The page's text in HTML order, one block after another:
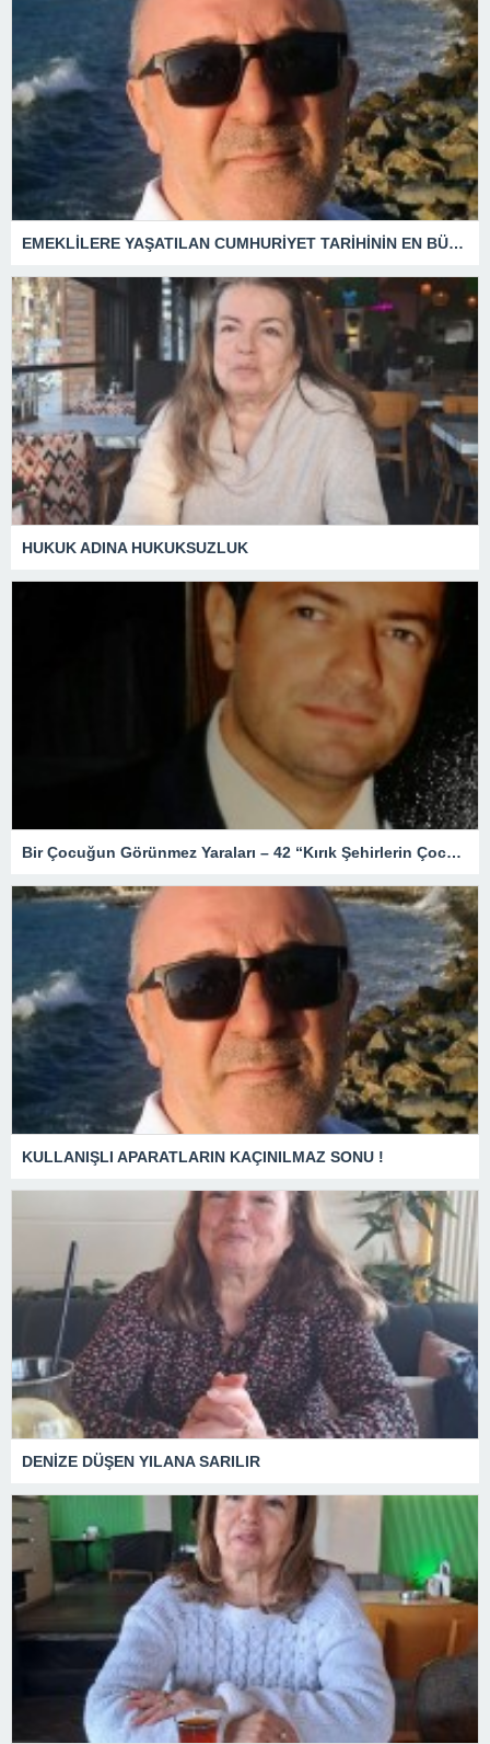
EMEKLİLERE YAŞATILAN CUMHURİYET TARİHİNİN EN BÜYÜK ZULMÜNÜN DERİN ANALİZİ !
HUKUK ADINA HUKUKSUZLUK
Bir Çocuğun Görünmez Yaraları – 42 “Kırık Şehirlerin Çocukları”
KULLANIŞLI APARATLARIN KAÇINILMAZ SONU !
DENİZE DÜŞEN YILANA SARILIR